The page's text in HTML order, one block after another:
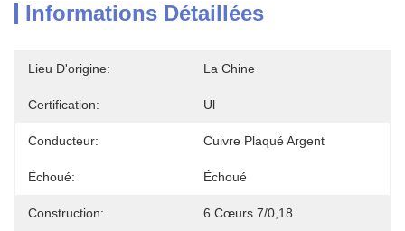
Informations Détaillées
Lieu D'origine: La Chine
Certification: Ul
Conducteur: Cuivre Plaqué Argent
Échoué: Échoué
Construction: 6 Cœurs 7/0,18